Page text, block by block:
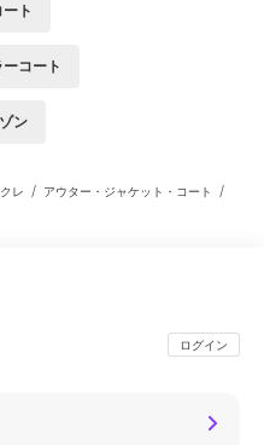
ト
コート
ン
レ / アウター・ジャケット・コート /
ログイン